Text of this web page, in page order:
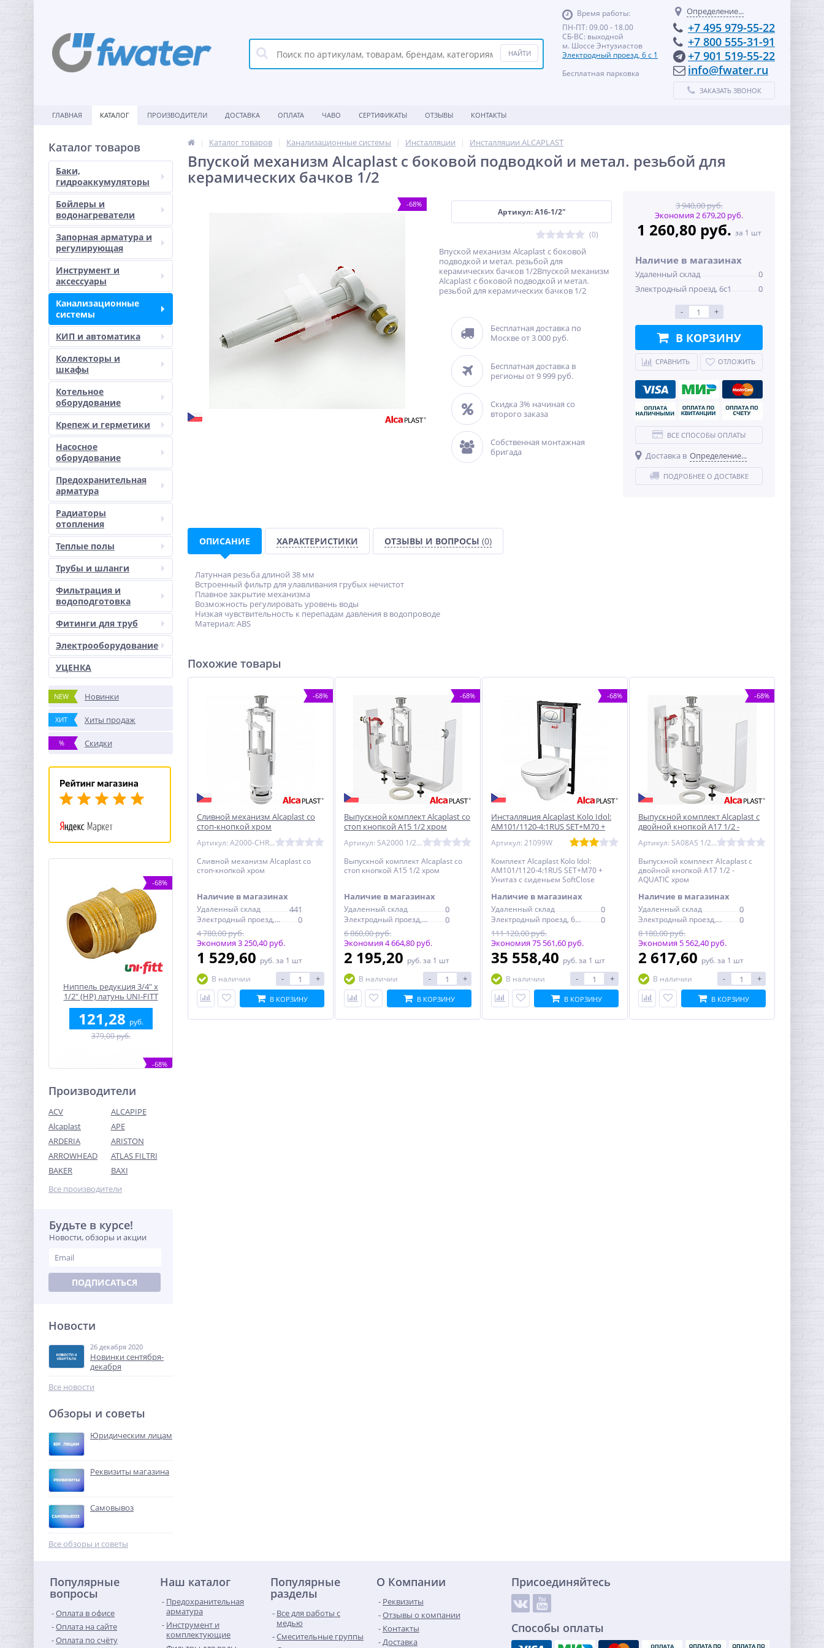
Время работы:
ПН-ПТ: 09.00 - 18.00
СБ-ВС: выходной
м. Шоссе Энтузиастов
Электродный проезд, 6 с 1
Бесплатная парковка
Определение...
+7 495 979-55-22
+7 800 555-31-91
+7 901 519-55-22
info@fwater.ru
ЗАКАЗАТЬ ЗВОНОК
ГЛАВНАЯ КАТАЛОГ ПРОИЗВОДИТЕЛИ ДОСТАВКА ОПЛАТА ЧАВО СЕРТИФИКАТЫ ОТЗЫВЫ КОНТАКТЫ
Каталог товаров
Баки,
гидроаккумуляторы
Бойлеры и
водонагреватели
Запорная арматура и
регулирующая
Инструмент и
аксессуары
Канализационные
системы
КИП и автоматика
Коллекторы и
шкафы
Котельное
оборудование
Крепеж и герметики
Насосное
оборудование
Предохранительная
арматура
Радиаторы
отопления
Теплые полы
Трубы и шланги
Фильтрация и
водоподготовка
Фитинги для труб
Электрооборудование
УЦЕНКА
NEW Новинки
ХИТ Хиты продаж
% Скидки
-68%
Ниппель редукция 3/4" x
1/2" (НР) латунь UNI-FITT
121,28 руб.
379,00 руб.
-68%
Модуль расширения
Neptun Smart Ethernet
4 832,96
Ниппель редукция 3/4" x
1/2" (НР) никель UNI-FITT
147,20
Кран шаровый с
электроприводом
BugattiPro 220В 1/2"
27 313,00 руб.
-68%
Производители
ACV
ALCAPIPE
Alcaplast
APE
ARDERIA
ARISTON
ARROWHEAD
ATLAS FILTRI
BAKER
BAXI
Все производители
Будьте в курсе!
Новости, обзоры и акции
ПОДПИСАТЬСЯ
Новости
26 декабря 2020
Новинки сентября-
декабря
Все новости
Обзоры и советы
Юридическим лицам
Реквизиты магазина
Самовывоз
Все обзоры и советы
Каталог товаров Канализационные системы Инсталляции Инсталляции ALCAPLAST
Впуской механизм Alcaplast с боковой подводкой и метал. резьбой для
керамических бачков 1/2
-68%
Артикул: A16-1/2"
(0)
Впуской механизм Alcaplast с боковой
подводкой и метал. резьбой для
керамических бачков 1/2Впуской механизм
Alcaplast с боковой подводкой и метал.
резьбой для керамических бачков 1/2
Бесплатная доставка по
Москве от 3 000 руб.
Бесплатная доставка в
регионы от 9 999 руб.
Скидка 3% начиная со
второго заказа
Собственная монтажная
бригада
3 940,00 руб.
Экономия 2 679,20 руб.
1 260,80 руб. за 1 шт
Наличие в магазинах
Удаленный склад
0
Электродный проезд, 6с1
0
- +
В КОРЗИНУ
СРАВНИТЬ ОТЛОЖИТЬ
ВСЕ СПОСОБЫ ОПЛАТЫ
Доставка в Определение...
ПОДРОБНЕЕ О ДОСТАВКЕ
ОПИСАНИЕ ХАРАКТЕРИСТИКИ ОТЗЫВЫ И ВОПРОСЫ (0)
Латунная резьба длиной 38 мм
Встроенный фильтр для улавливания грубых нечистот
Плавное закрытие механизма
Возможность регулировать уровень воды
Низкая чувствительность к перепадам давления в водопроводе
Материал: ABS
Похожие товары
-68%
Сливной механизм Alcaplast со
стоп-кнопкой хром
Артикул: A2000-CHROM
Сливной механизм Alcaplast со
стоп-кнопкой хром
Наличие в магазинах
Удаленный склад 441
Электродный проезд, 6с1
0
4 780,00 руб.
Экономия 3 250,40 руб.
1 529,60 руб. за 1 шт
В наличии
- +
В КОРЗИНУ
-68%
Выпускной комплект Alcaplast со
стоп кнопкой А15 1/2 хром
Артикул: SA2000 1/2" CHROM
Выпускной комплект Alcaplast со
стоп кнопкой А15 1/2 хром
Наличие в магазинах
Удаленный склад 0
Электродный проезд, 6с1
0
6 860,00 руб.
Экономия 4 664,80 руб.
2 195,20 руб. за 1 шт
В наличии
- +
В КОРЗИНУ
-68%
Инсталляция Alcaplast Kolo Idol:
AM101/1120-4:1RUS SET+M70 +
Унитаз с сиденьем SoftClose
M1310002U
Артикул: 21099W
Комплект Alcaplast Kolo Idol:
AM101/1120-4:1RUS SET+M70 +
Унитаз с сиденьем SoftClose
Наличие в магазинах
Удаленный склад 0
Электродный проезд, 6с1
0
111 120,00 руб.
Экономия 75 561,60 руб.
35 558,40 руб. за 1 шт
В наличии
- +
В КОРЗИНУ
-68%
Выпускной комплект Alcaplast с
двойной кнопкой А17 1/2 -
Артикул: SA08AS 1/2" CHROM
Выпускной комплект Alcaplast с
двойной кнопкой А17 1/2 -
AQUATIC хром
Наличие в магазинах
Удаленный склад 0
Электродный проезд, 6с1
0
8 180,00 руб.
Экономия 5 562,40 руб.
2 617,60 руб. за 1 шт
В наличии
- +
В КОРЗИНУ
Популярные
вопросы
Оплата в офисе
Оплата на сайте
Оплата по счёту
Наш каталог
Предохранительная
арматура
Инструмент и
комплектующие
Популярные
разделы
Все для работы с
медью
Смесительные группы
О Компании
Реквизиты
Отзывы о компании
Контакты
Доставка
Присоединяйтесь
Способы оплаты